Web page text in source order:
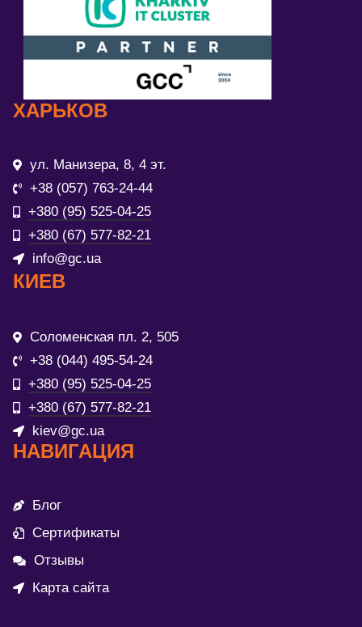
ХАРЬКОВ
ул. Манизера, 8, 4 эт.
+38 (057) 763-24-44
+380 (95) 525-04-25
+380 (67) 577-82-21
info@gc.ua
КИЕВ
Соломенская пл. 2, 505
+38 (044) 495-54-24
+380 (95) 525-04-25
+380 (67) 577-82-21
kiev@gc.ua
НАВИГАЦИЯ
Блог
Сертификаты
Отзывы
Карта сайта